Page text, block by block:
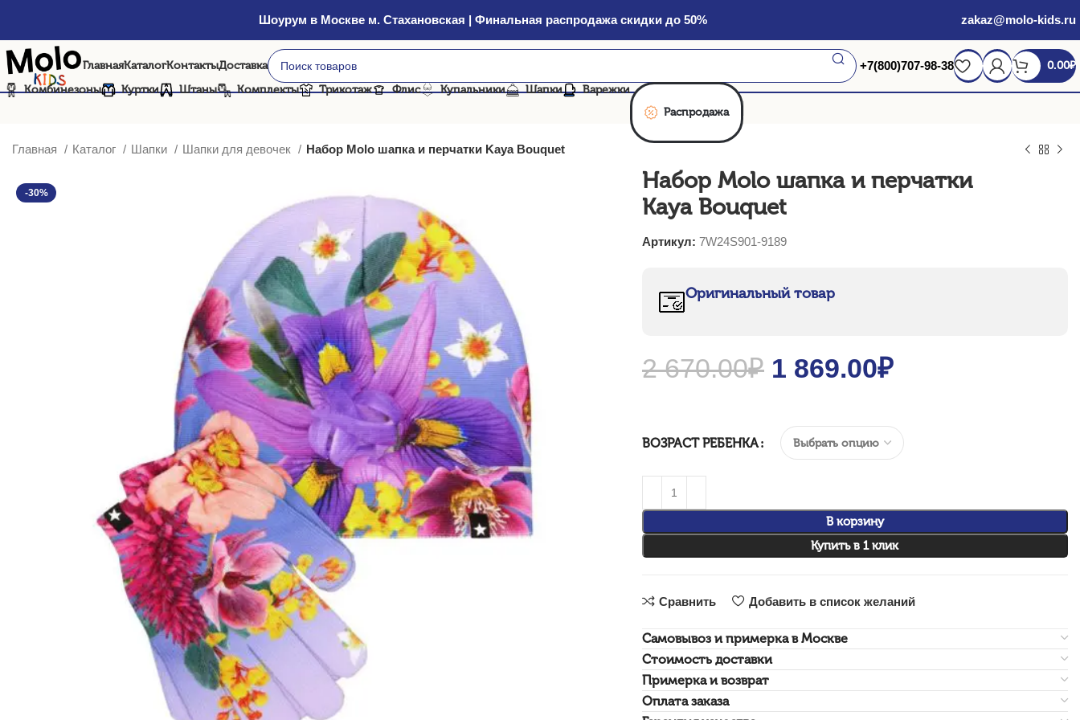
Шоурум в Москве м. Стахановская | Финальная распродажа скидки до 50% zakaz@molo-kids.ru
ГлавнаяКаталогКонтактыДоставка +7(800)707-98-38 0.00₽
Комбинезоны
Куртки Штаны Комплекты Трикотаж Флис Купальники Шапки
Варежки
Распродажа
Главная Каталог Шапки Шапки для девочек Набор Molo шапка и перчатки Kaya Bouquet
-30%
Набор Molo шапка и перчатки
Kaya Bouquet
Артикул: 7W24S901-9189
Оригинальный товар
2 670.00₽ Original price was: 2
1 869.00₽Current price
ВОЗРАСТ РЕБЕНКА
В корзину
Купить в 1 клик
Сравнить Добавить в список желаний
Самовывоз и примерка в Москве
Стоимость доставки
Примерка и возврат
Оплата заказа